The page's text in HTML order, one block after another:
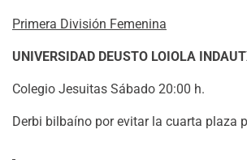
Primera División Femenina
UNIVERSIDAD DEUSTO LOIOLA
Colegio Jesuitas Sábado 20:00 h.
Derbi bilbaíno por evitar la cuarta plaza